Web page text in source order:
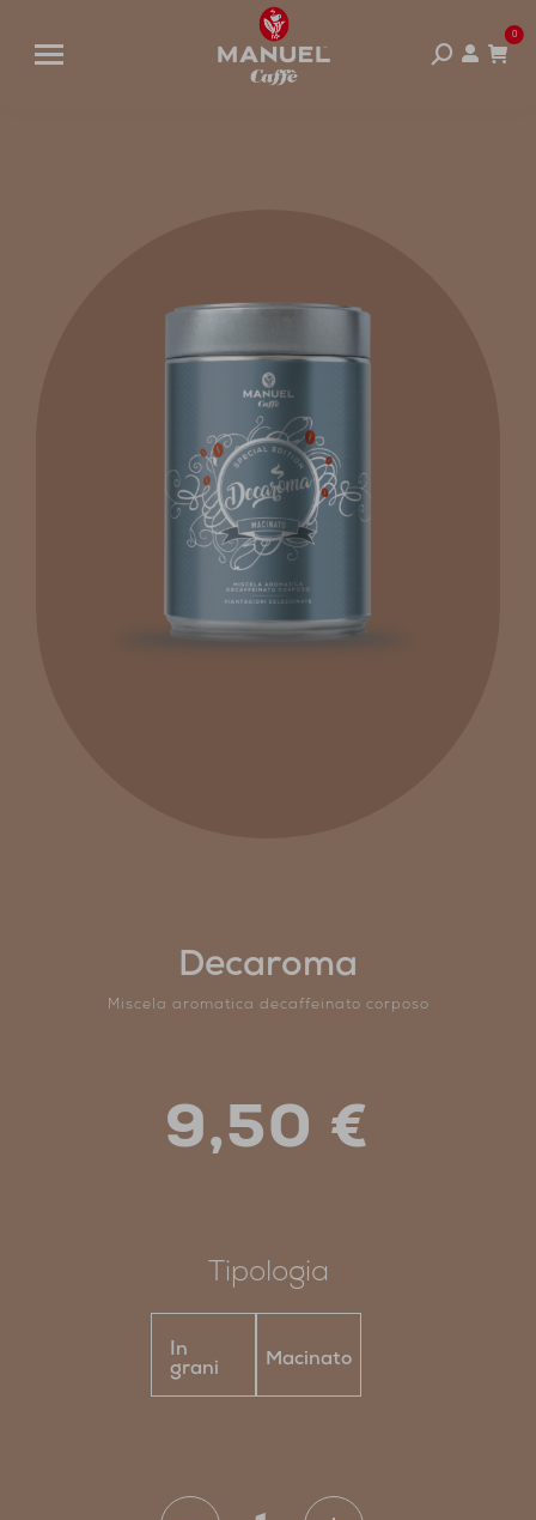
Cerca:
0
Decaroma
Miscela aromatica decaffeinato corposo
9,50 €
Tipologia
In
grani
Macinato
Decaroma